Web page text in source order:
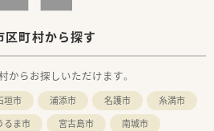
町村から探す
からお探しいただけます。
垣市 浦添市 名護市
糸満市
るま市 宮古島市
南城市